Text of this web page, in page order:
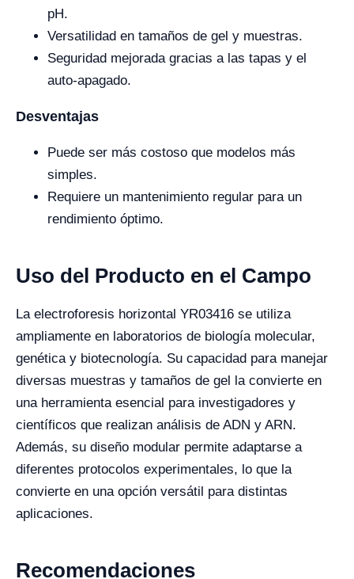
pH.
Versatilidad en tamaños de gel y muestras.
Seguridad mejorada gracias a las tapas y el
auto-apagado.
Desventajas
Puede ser más costoso que modelos más
simples.
Requiere un mantenimiento regular para un
rendimiento óptimo.
Uso del Producto en el Campo
La electroforesis horizontal YR03416 se utiliza
ampliamente en laboratorios de biología molecular,
genética y biotecnología. Su capacidad para manejar
diversas muestras y tamaños de gel la convierte en
una herramienta esencial para investigadores y
científicos que realizan análisis de ADN y ARN.
Además, su diseño modular permite adaptarse a
diferentes protocolos experimentales, lo que la
convierte en una opción versátil para distintas
aplicaciones.
Recomendaciones